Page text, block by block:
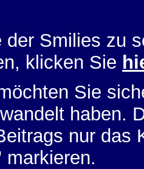
der Smilies zu
klicken Sie
Sie
haben.
nur das
markieren.